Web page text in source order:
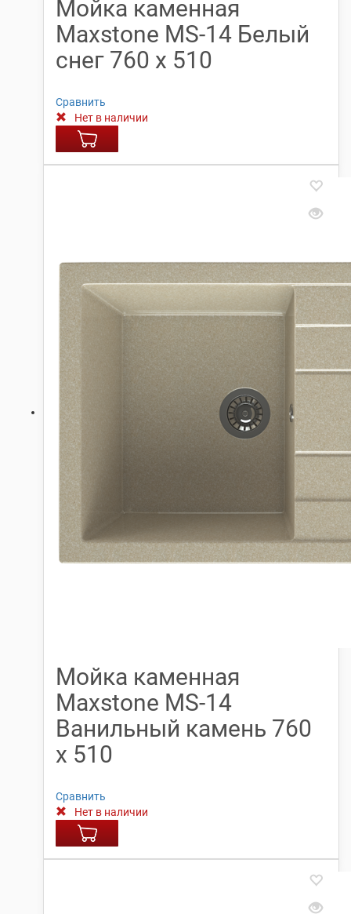
Мойка каменная
Maxstone МS-14 Белый
снег 760 х 510
Сравнить
Нет в наличии
Мойка каменная
Maxstone МS-14
Ванильный камень 760
х 510
Сравнить
Нет в наличии